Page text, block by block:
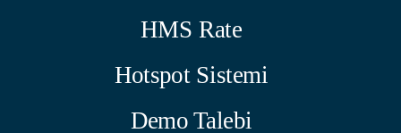
HMS Rate
Hotspot Sistemi
Demo Talebi